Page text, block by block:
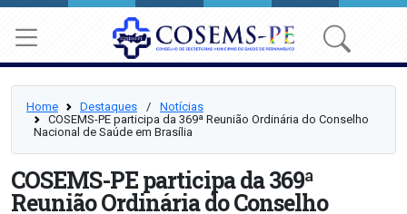
Home Destaques ⠀/⠀ Notícias
COSEMS-PE participa da 369ª Reunião Ordinária do Conselho
Nacional de Saúde em Brasília
COSEMS-PE participa da 369ª
Reunião Ordinária do Conselho